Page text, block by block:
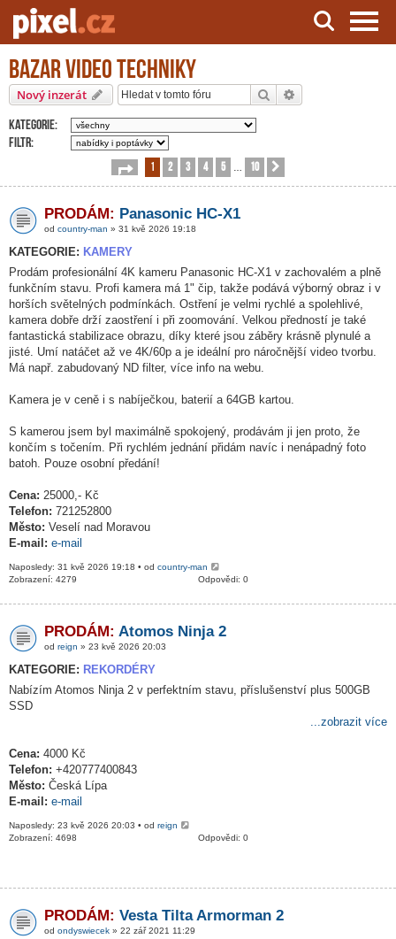
Server o natáčení a zpracování videa
Bazar video techniky
Nový inzerát Hledat
Kategorie:
Filtr:
Stránka 1z 10
1 2 3 4 5 10
PRODÁM: Panasonic HC-X1
od country-man » 31 kvě 2026 19:18
KATEGORIE: KAMERY
Prodám profesionální 4K kameru Panasonic HC-X1 v zachovalém a plně
funkčním stavu. Profi kamera má 1" čip, takže podává výborný obraz i v
horších světelných podmínkách. Ostření je velmi rychlé a spolehlivé,
kamera dobře drží zaostření i při zoomování. Velkou předností je také
fantastická stabilizace obrazu, díky které jsou záběry krásně plynulé a
jisté. Umí natáčet až ve 4K/60p a je ideální pro náročnější video tvorbu.
Má např. zabudovaný ND filter, více info na webu.
Kamera je v ceně i s nabíječkou, baterií a 64GB kartou.
S kamerou jsem byl maximálně spokojený, prodávám ji jen proto, že
končím s točením. Při rychlém jednání přidám navíc i nenápadný foto
batoh. Pouze osobní předání!
Cena: 25000,- Kč
Telefon: 721252800
Město: Veselí nad Moravou
E-mail: e-mail
Naposledy: 31 kvě 2026 19:18 • od country-man
Odpovědi: 0
Zobrazení: 4279
PRODÁM: Atomos Ninja 2
od reign » 23 kvě 2026 20:03
KATEGORIE: REKORDÉRY
Nabízím Atomos Ninja 2 v perfektním stavu, příslušenství plus 500GB
SSD
...zobrazit více
Cena: 4000 Kč
Telefon: +420777400843
Město: Česká Lípa
E-mail: e-mail
Naposledy: 23 kvě 2026 20:03 • od reign
Odpovědi: 0
Zobrazení: 4698
PRODÁM: Vesta Tilta Armorman 2
od ondyswiecek » 22 zář 2021 11:29